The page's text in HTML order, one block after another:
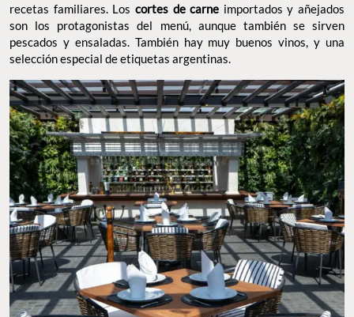
recetas familiares. Los cortes de carne importados y añejados
son los protagonistas del menú, aunque también se sirven
pescados y ensaladas. También hay muy buenos vinos, y una
selección especial de etiquetas argentinas.